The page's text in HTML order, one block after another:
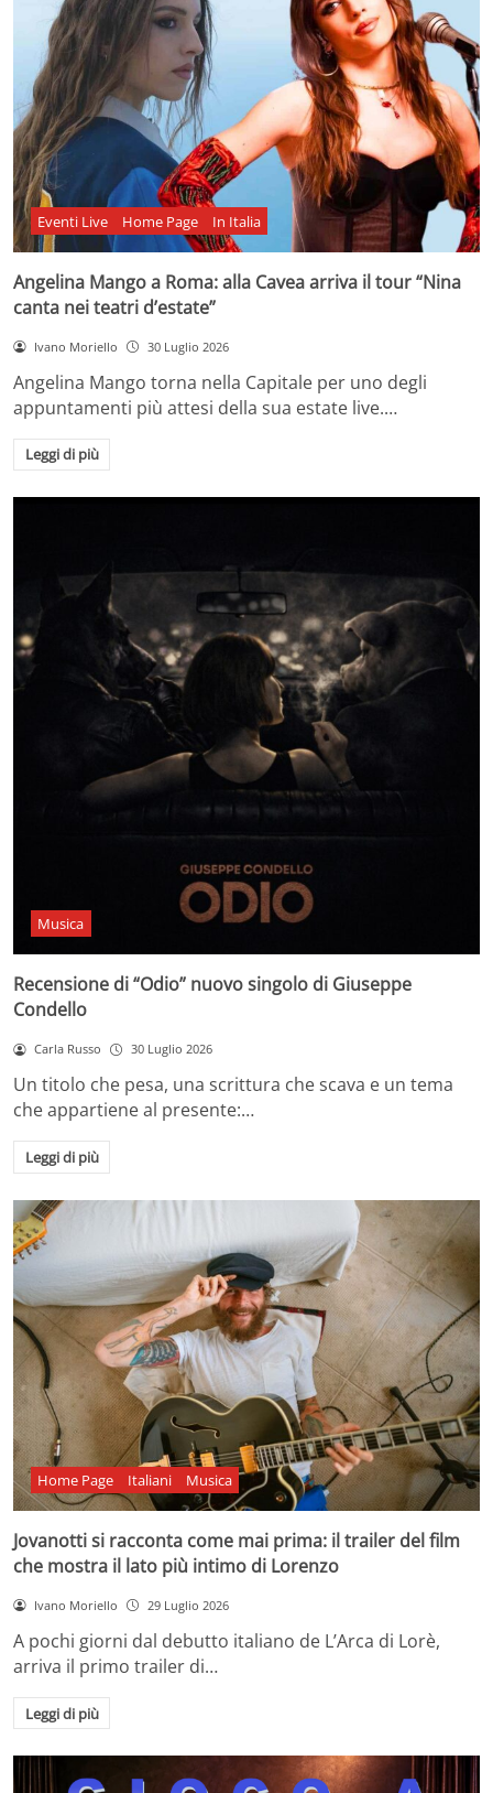
Eventi Live Home Page In Italia
Angelina Mango a Roma: alla Cavea arriva il tour “Nina
canta nei teatri d’estate”
Ivano Moriello 30 Luglio 2026
Angelina Mango torna nella Capitale per uno degli
appuntamenti più attesi della sua estate live.…
Leggi di più
Musica
Recensione di “Odio” nuovo singolo di Giuseppe
Condello
Carla Russo 30 Luglio 2026
Un titolo che pesa, una scrittura che scava e un tema
che appartiene al presente:…
Leggi di più
Home Page Italiani Musica
Jovanotti si racconta come mai prima: il trailer del film
che mostra il lato più intimo di Lorenzo
Ivano Moriello 29 Luglio 2026
A pochi giorni dal debutto italiano de L’Arca di Lorè,
arriva il primo trailer di…
Leggi di più